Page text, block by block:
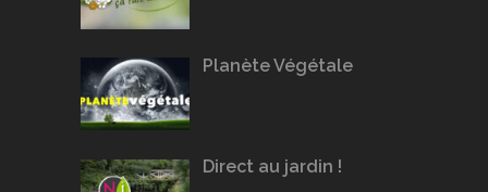
Planète Végétale
Direct au jardin !